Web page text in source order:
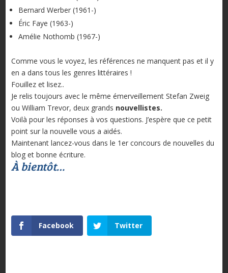
Bernard Werber (1961-)
Éric Faye (1963-)
Amélie Nothomb (1967-)
Comme vous le voyez, les références ne manquent pas et il y
en a dans tous les genres littéraires !
Fouillez et lisez..
Je relis toujours avec le même émerveillement Stefan Zweig
ou William Trevor, deux grands nouvellistes.
Voilà pour les réponses à vos questions. J’espère que ce petit
point sur la nouvelle vous a aidés.
Maintenant lancez-vous dans le 1er concours de nouvelles du
blog et bonne écriture.
À bientôt…
Facebook Twitter